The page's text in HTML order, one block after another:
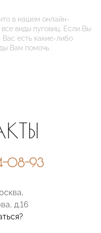
в нашем онлайн-
виды пуговиц. Если Вы
есть какие-либо
Вам помочь.
08-93
д.16